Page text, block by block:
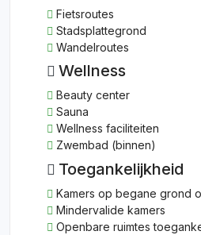
Fietsroutes
Stadsplattegrond
Wandelroutes
Wellness
Beauty center
Sauna
Wellness faciliteiten
Zwembad (binnen)
Toegankelijkheid
Kamers op begane grond
Mindervalide kamers
Openbare ruimtes